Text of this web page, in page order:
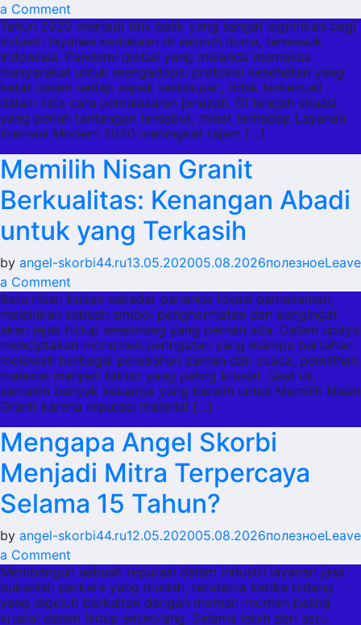
a Comment
Layanan
Kremasi
Modern
2020:
Solusi
Praktis
Masa
Kini
Tahun 2020 menjadi titik balik yang sangat signifikan bagi
industri layanan kedukaan di seluruh dunia, termasuk
Indonesia. Pandemi global yang melanda memaksa
masyarakat untuk mengadopsi protokol kesehatan yang
ketat dalam setiap aspek kehidupan, tidak terkecuali
dalam tata cara pemulasaran jenazah. Di tengah situasi
yang penuh tantangan tersebut, minat terhadap Layanan
Kremasi Modern 2020 meningkat tajam […]
Memilih Nisan Granit
Berkualitas: Kenangan Abadi
untuk yang Terkasih
by angel-skorbi44.ru13.05.202005.08.2026полезноеLeave
a Comment
Memilih
Nisan
Granit
Berkualitas:
Kenangan
Abadi
untuk
yang
Terkasih
Batu nisan bukan sekadar penanda lokasi pemakaman,
melainkan sebuah simbol penghormatan dan pengingat
akan jejak hidup seseorang yang pernah ada. Dalam upaya
menciptakan monumen peringatan yang mampu bertahan
melewati berbagai perubahan zaman dan cuaca, pemilihan
material menjadi faktor yang paling krusial. Saat ini,
semakin banyak keluarga yang beralih untuk Memilih Nisan
Granit karena reputasi material […]
Mengapa Angel Skorbi
Menjadi Mitra Terpercaya
Selama 15 Tahun?
by angel-skorbi44.ru12.05.202005.08.2026полезноеLeave
a Comment
Mengapa
Angel
Skorbi
Membangun sebuah reputasi dalam industri layanan jasa
bukanlah perkara yang mudah, terutama ketika bidang
yang digeluti berkaitan dengan momen-momen paling
krusial dalam hidup seseorang. Selama lebih dari satu